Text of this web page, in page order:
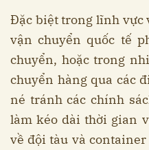
Đặc biệt trong lĩnh vực
vận chuyển quốc tế
chuyển, hoặc trong
chuyển hàng qua các
né tránh các chính
làm kéo dài thời gian
về đội tàu và